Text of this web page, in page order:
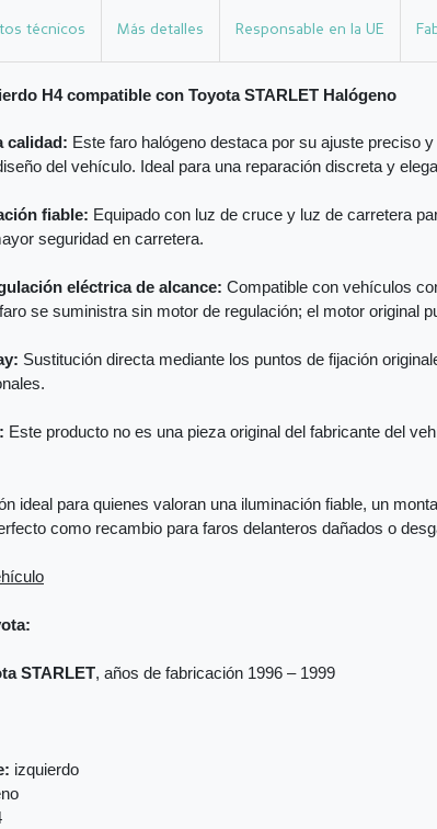
técnicos Más detalles Responsable en la UE
H4 compatible con Toyota STARLET Halógeno
calidad: Este faro halógeno destaca por su ajuste preciso
del vehículo. Ideal para una reparación discreta y
fiable: Equipado con luz de cruce y luz de carretera
seguridad en carretera.
eléctrica de alcance: Compatible con vehículos
se suministra sin motor de regulación; el motor original
Sustitución directa mediante los puntos de fijación
Este producto no es una pieza original del fabricante del
ideal para quienes valoran una iluminación fiable, un
como recambio para faros delanteros dañados o
STARLET, años de fabricación 1996 – 1999
izquierdo